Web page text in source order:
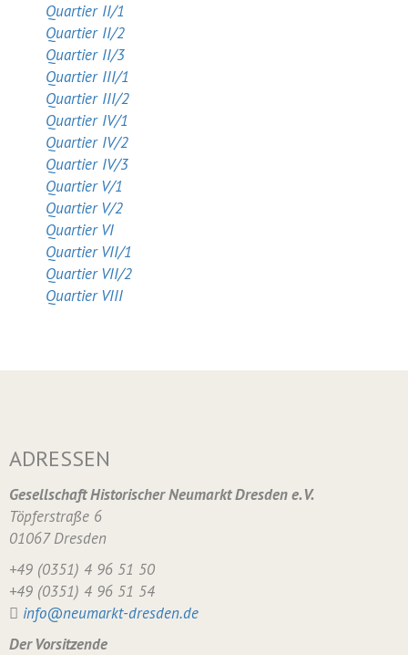
Quartier II/1
Quartier II/2
Quartier II/3
Quartier III/1
Quartier III/2
Quartier IV/1
Quartier IV/2
Quartier IV/3
Quartier V/1
Quartier V/2
Quartier VI
Quartier VII/1
Quartier VII/2
Quartier VIII
ADRESSEN
Gesellschaft Historischer Neumarkt Dresden e. V.
Töpferstraße 6
01067 Dresden
+49 (0351) 4 96 51 50
+49 (0351) 4 96 51 54
info@neumarkt-dresden.de
Der Vorsitzende